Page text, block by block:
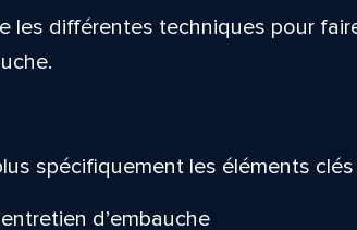
les différentes techniques pour
spécifiquement les éléments
d’embauche